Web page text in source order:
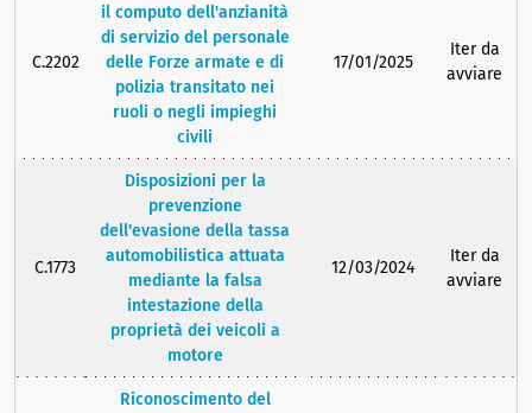
C.2202
il computo dell'anzianità
di servizio del personale
delle Forze armate e di
polizia transitato nei
ruoli o negli impieghi
civili
17/01/2025
Iter da
avviare
C.1773
Disposizioni per la
prevenzione
dell'evasione della tassa
automobilistica attuata
mediante la falsa
intestazione della
proprietà dei veicoli a
motore
12/03/2024
Iter da
avviare
Riconoscimento del